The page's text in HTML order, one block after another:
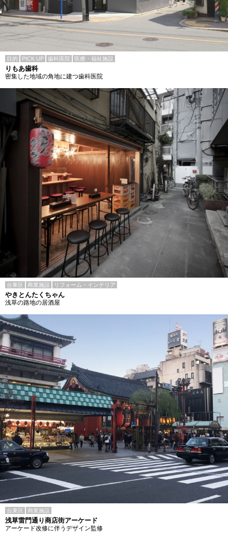
目的 PICK UP 歯科医院 医療・福祉施設
りもあ歯科
密集した地域の角地に建つ歯科医院
台東区 商業施設 リフォーム・インテリア
やきとんたくちゃん
浅草の路地の居酒屋
台東区 商業施設
浅草雷門通り商店街アーケード
アーケード改修に伴うデザイン監修